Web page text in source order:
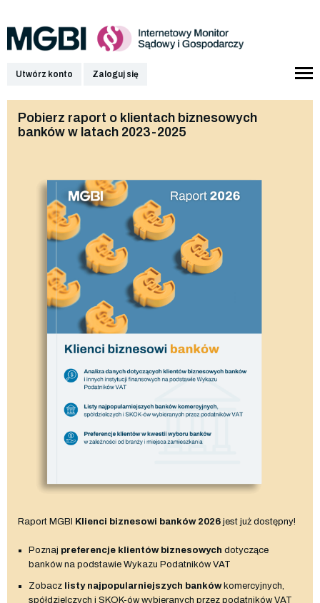
Utwórz konto Zaloguj się
Pobierz raport o klientach biznesowych
banków w latach 2023-2025
Raport MGBI Klienci biznesowi banków 2026 jest już dostępny!
Poznaj preferencje klientów biznesowych dotyczące
banków na podstawie Wykazu Podatników VAT
Zobacz listy najpopularniejszych bankówkomercyjnych,
spółdzielczych i SKOK-ów wybieranych przez podatników VAT